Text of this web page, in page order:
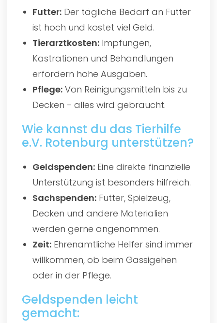
Futter: Der tägliche Bedarf an Futter
ist hoch und kostet viel Geld.
Tierarztkosten: Impfungen,
Kastrationen und Behandlungen
erfordern hohe Ausgaben.
Pflege: Von Reinigungsmitteln bis zu
Decken - alles wird gebraucht.
Wie kannst du das Tierhilfe
e.V. Rotenburg unterstützen?
Geldspenden: Eine direkte finanzielle
Unterstützung ist besonders hilfreich.
Sachspenden: Futter, Spielzeug,
Decken und andere Materialien
werden gerne angenommen.
Zeit: Ehrenamtliche Helfer sind immer
willkommen, ob beim Gassigehen
oder in der Pflege.
Geldspenden leicht
gemacht: